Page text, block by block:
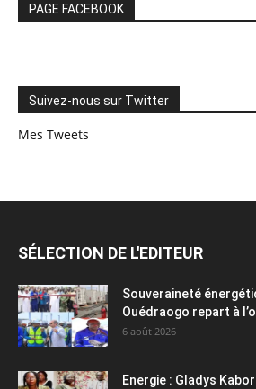
PAGE FACEBOOK
Suivez-nous sur Twitter
Mes Tweets
SÉLECTION DE L'EDITEUR
Souveraineté
Ouédraogo repart à
6 août 2026
Energie : Gladys